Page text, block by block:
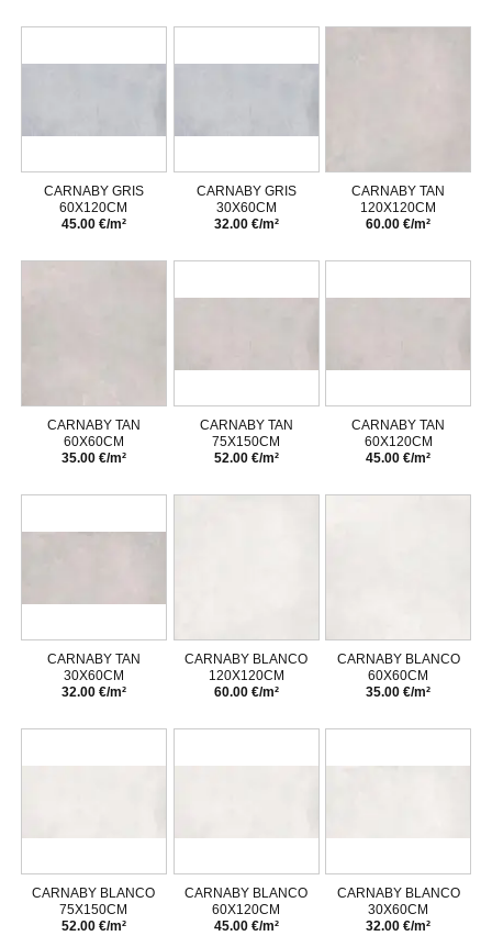
CARNABY GRIS
60X120CM
45.00 €/m²
CARNABY GRIS
30X60CM
32.00 €/m²
CARNABY TAN
120X120CM
60.00 €/m²
CARNABY TAN
60X60CM
35.00 €/m²
CARNABY TAN
75X150CM
52.00 €/m²
CARNABY TAN
60X120CM
45.00 €/m²
CARNABY TAN
30X60CM
32.00 €/m²
CARNABY BLANCO
120X120CM
60.00 €/m²
CARNABY BLANCO
60X60CM
35.00 €/m²
CARNABY BLANCO
75X150CM
52.00 €/m²
CARNABY BLANCO
60X120CM
45.00 €/m²
CARNABY BLANCO
30X60CM
32.00 €/m²